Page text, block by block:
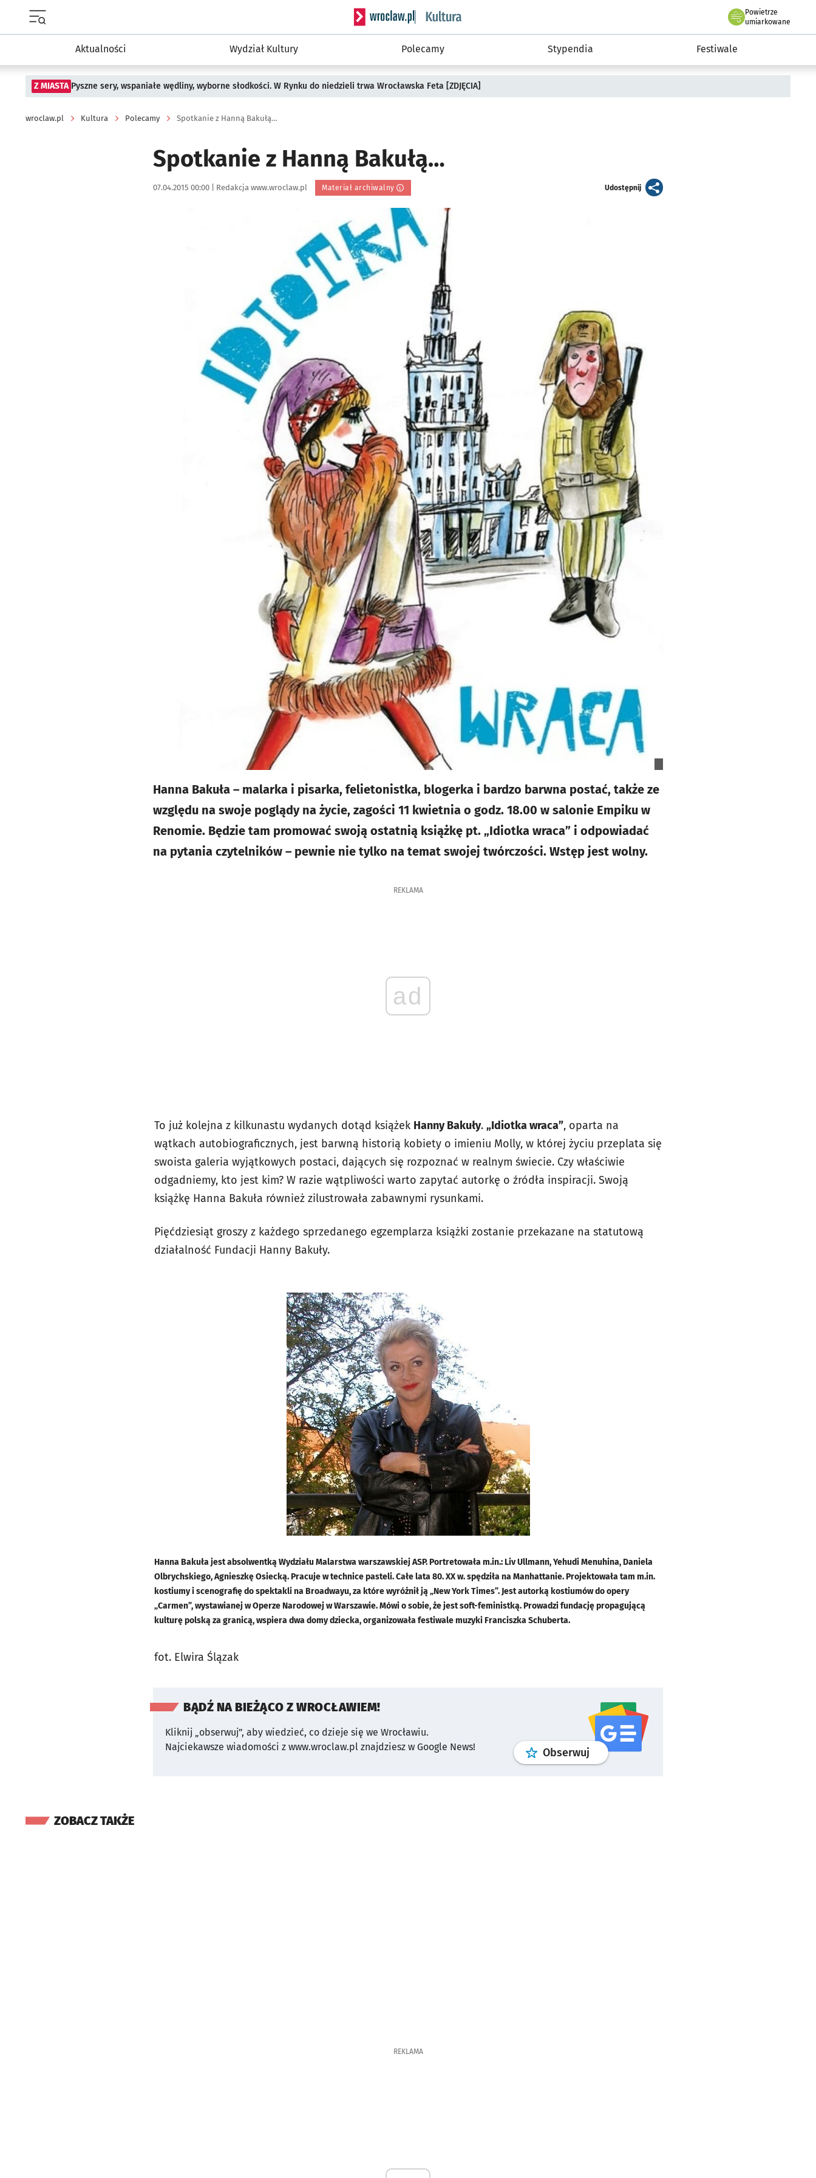
Serwis informacyjny wroclaw.pl podserwis: Kultura
Powietrze
we Wrocławiu
umiarkowane
Aktualności Wydział Kultury Polecamy Stypendia Festiwale
Z MIASTA Pyszne sery, wspaniałe wędliny, wyborne słodkości. W Rynku do niedzieli trwa Wrocławska Feta [ZDJĘCIA]
wroclaw.pl Kultura Polecamy Spotkanie z Hanną Bakułą…
Spotkanie z Hanną Bakułą…
Data publikacji:
07.04.2015 00:00 | Autor:
Redakcja www.wroclaw.pl Materiał archiwalny Udostępnijartykuł
Hanna Bakuła – malarka i pisarka, felietonistka, blogerka i bardzo barwna postać, także ze
względu na swoje poglądy na życie, zagości 11 kwietnia o godz. 18.00 w salonie Empiku w
Renomie. Będzie tam promować swoją ostatnią książkę pt. „Idiotka wraca” i odpowiadać
na pytania czytelników – pewnie nie tylko na temat swojej twórczości. Wstęp jest wolny.
REKLAMA
ad
To już kolejna z kilkunastu wydanych dotąd książek Hanny Bakuły. „Idiotka wraca”, oparta na
wątkach autobiograficznych, jest barwną historią kobiety o imieniu Molly, w której życiu przeplata się
swoista galeria wyjątkowych postaci, dających się rozpoznać w realnym świecie. Czy właściwie
odgadniemy, kto jest kim? W razie wątpliwości warto zapytać autorkę o źródła inspiracji. Swoją
książkę Hanna Bakuła również zilustrowała zabawnymi rysunkami.
Pięćdziesiąt groszy z każdego sprzedanego egzemplarza książki zostanie przekazane na statutową
działalność Fundacji Hanny Bakuły.
Hanna Bakuła jest absolwentką Wydziału Malarstwa warszawskiej ASP. Portretowała m.in.: Liv Ullmann, Yehudi Menuhina, Daniela
Olbrychskiego, Agnieszkę Osiecką. Pracuje w technice pasteli. Całe lata 80. XX w. spędziła na Manhattanie. Projektowała tam m.in.
kostiumy i scenografię do spektakli na Broadwayu, za które wyróżnił ją „New York Times”. Jest autorką kostiumów do opery
„Carmen”, wystawianej w Operze Narodowej w Warszawie. Mówi o sobie, że jest soft-feministką. Prowadzi fundację propagującą
kulturę polską za granicą, wspiera dwa domy dziecka, organizowała festiwale muzyki Franciszka Schuberta.
fot. Elwira Ślązak
BĄDŹ NA BIEŻĄCO Z WROCŁAWIEM!
Kliknij „obserwuj”, aby wiedzieć, co dzieje się we Wrocławiu.
Najciekawsze wiadomości z www.wroclaw.pl znajdziesz w Google News!
Obserwuj profilgoogle news
ZOBACZ TAKŻE
REKLAMA